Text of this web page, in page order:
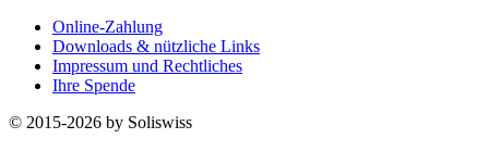
Online-Zahlung
Downloads & nützliche Links
Impressum und Rechtliches
Ihre Spende
© 2015-2026 by Soliswiss